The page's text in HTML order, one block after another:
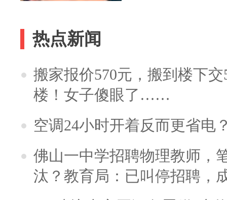
热点新闻
搬家报价570元，搬到楼下
楼！女子傻眼了……
空调24小时开着反而更省电
佛山一中学招聘物理教师，
汰？教育局：已叫停招聘，